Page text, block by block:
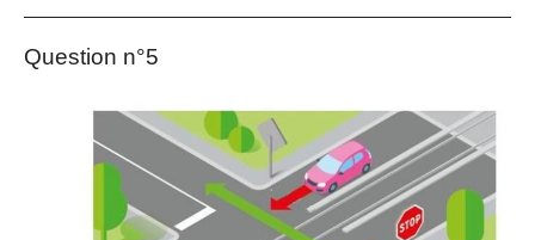
Question n°5